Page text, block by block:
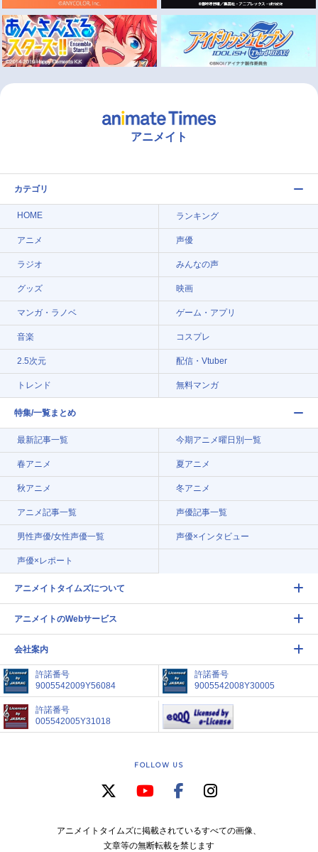
アニメイト
カテゴリ
HOME ランキング
アニメ 声優
ラジオ みんなの声
グッズ 映画
マンガ・ラノベ ゲーム・アプリ
音楽 コスプレ
2.5次元 配信・Vtuber
トレンド 無料マンガ
特集/一覧まとめ
最新記事一覧 今期アニメ曜日別一覧
春アニメ 夏アニメ
秋アニメ 冬アニメ
アニメ記事一覧 声優記事一覧
男性声優/女性声優一覧 声優×インタビュー
声優×レポート
アニメイトタイムズについて
アニメイトのWebサービス
会社案内
許諾番号
9005542009Y56084
許諾番号
9005542008Y30005
許諾番号
005542005Y31018
FOLLOW US
アニメイトタイムズに掲載されているすべての画像、
文章等の無断転載を禁じます